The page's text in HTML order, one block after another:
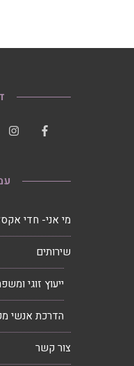
מי אני- חדי
שירותים
ייעוץ זוגי
הדרכת אנשי
צור קשר